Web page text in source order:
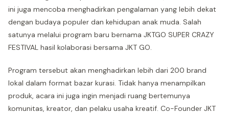
ini juga mencoba menghadirkan pengalaman yang lebih dekat
dengan budaya populer dan kehidupan anak muda. Salah
satunya melalui program baru bernama JKTGO SUPER CRAZY
FESTIVAL hasil kolaborasi bersama JKT GO.
Program tersebut akan menghadirkan lebih dari 200 brand
lokal dalam format bazar kurasi. Tidak hanya menampilkan
produk, acara ini juga ingin menjadi ruang bertemunya
komunitas, kreator, dan pelaku usaha kreatif. Co-Founder JKT